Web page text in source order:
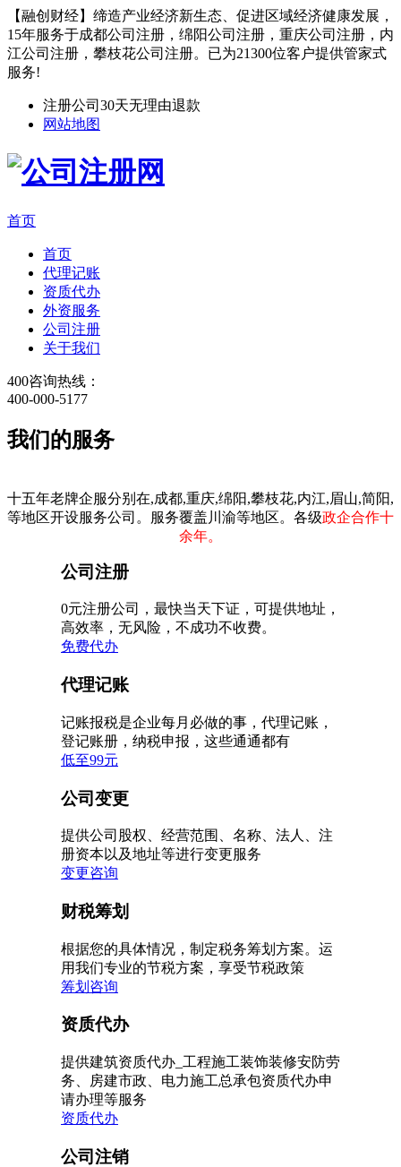
【融创财经】缔造产业经济新生态、促进区域经济健康发展，
15年服务于成都公司注册，绵阳公司注册，重庆公司注册，内
江公司注册，攀枝花公司注册。已为21300位客户提供管家式
服务!
注册公司30天无理由退款
网站地图
首页
首页
代理记账
资质代办
外资服务
公司注册
关于我们
400咨询热线：
400-000-5177
我们的服务
十五年老牌企服分别在,成都,重庆,绵阳,攀枝花,内江,眉山,简阳,
等地区开设服务公司。服务覆盖川渝等地区。各级政企合作十
余年。
公司注册
0元注册公司，最快当天下证，可提供地址，
高效率，无风险，不成功不收费。
免费代办
代理记账
记账报税是企业每月必做的事，代理记账，
登记账册，纳税申报，这些通通都有
低至99元
公司变更
提供公司股权、经营范围、名称、法人、注
册资本以及地址等进行变更服务
变更咨询
财税筹划
根据您的具体情况，制定税务筹划方案。运
用我们专业的节税方案，享受节税政策
筹划咨询
资质代办
提供建筑资质代办_工程施工装饰装修安防劳
务、房建市政、电力施工总承包资质代办申
请办理等服务
资质代办
公司注销